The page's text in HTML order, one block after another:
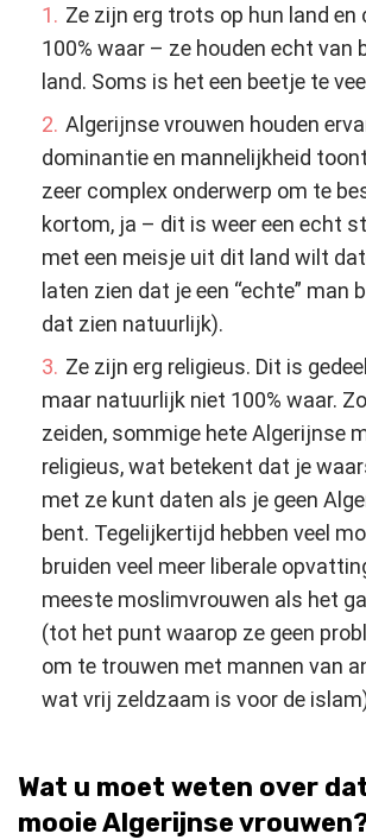
Ze zijn erg trots op hun land en
100% waar – ze houden echt van
land. Soms is het een beetje te
Algerijnse vrouwen houden
dominantie en mannelijkheid
zeer complex onderwerp om te
kortom, ja – dit is weer een echt
met een meisje uit dit land wilt
laten zien dat je een “echte” man
dat zien natuurlijk).
Ze zijn erg religieus. Dit is
maar natuurlijk niet 100% waar.
zeiden, sommige hete Algerijnse
religieus, wat betekent dat je
met ze kunt daten als je geen
bent. Tegelijkertijd hebben veel
bruiden veel meer liberale
meeste moslimvrouwen als het
(tot het punt waarop ze geen
om te trouwen met mannen van
wat vrij zeldzaam is voor de
Wat u moet weten over
mooie Algerijnse